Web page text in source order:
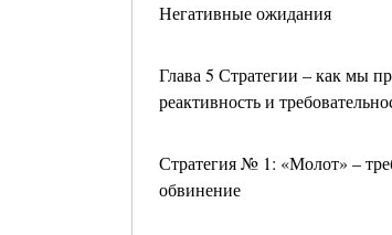
Негативные ожидания
Глава 5 Стратегии – как мы
реактивность и
Стратегия № 1: «Молот» –
обвинение